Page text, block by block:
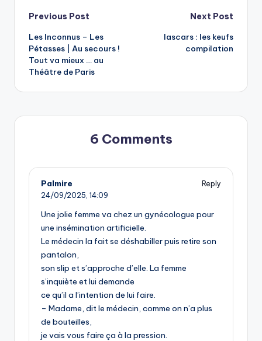
Post
navigation
Previous Post
Les Inconnus – Les
Pétasses | Au secours !
Tout va mieux … au
Théâtre de Paris
Next Post
lascars : les keufs
compilation
6 Comments
Palmire
Reply
24/09/2025, 14:09
Une jolie femme va chez un gynécologue pour
une insémination artificielle.
Le médecin la fait se déshabiller puis retire son
pantalon,
son slip et s’approche d’elle. La femme
s’inquiète et lui demande
ce qu’il a l’intention de lui faire.
– Madame, dit le médecin, comme on n’a plus
de bouteilles,
je vais vous faire ça à la pression.